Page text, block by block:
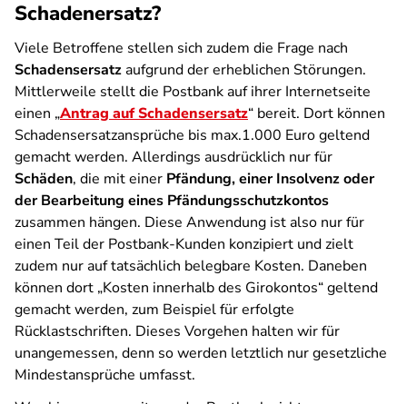
Schadenersatz?
Viele Betroffene stellen sich zudem die Frage nach
Schadensersatzaufgrund der erheblichen Störungen.
Mittlerweile stellt die Postbank auf ihrer Internetseite
einen „Antrag auf Schadensersatz“ bereit. Dort können
Schadensersatzansprüche bis max.1.000 Euro geltend
gemacht werden. Allerdings ausdrücklich nur für
Schäden, die mit einer Pfändung, einer Insolvenz oder
der Bearbeitung eines Pfändungsschutzkontos
zusammen hängen. Diese Anwendung ist also nur für
einen Teil der Postbank-Kunden konzipiert und zielt
zudem nur auf tatsächlich belegbare Kosten. Daneben
können dort „Kosten innerhalb des Girokontos“ geltend
gemacht werden, zum Beispiel für erfolgte
Rücklastschriften. Dieses Vorgehen halten wir für
unangemessen, denn so werden letztlich nur gesetzliche
Mindestansprüche umfasst.